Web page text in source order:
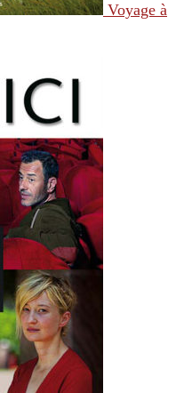
Voyage à